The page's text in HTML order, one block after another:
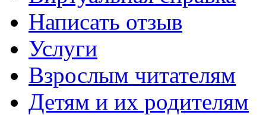
Написать отзыв
Услуги
Взрослым читателям
Детям и их родителям